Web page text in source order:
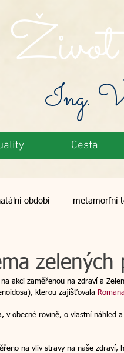
Život
Ing.
Cesta
období metamorfní
Bachovy květové esence
smrt - přechod do světla
zelených
akci zaměřenou na zdraví a
kterou zajišťovala
v obecné rovině, o vlastní náhled
na vliv stravy na naše